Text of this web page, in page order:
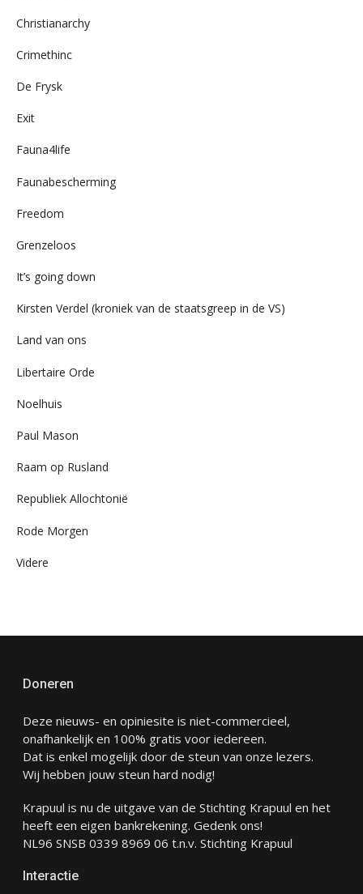
Christianarchy
Crimethinc
De Frysk
Exit
Fauna4life
Faunabescherming
Freedom
Grenzeloos
It’s going down
Kirsten Verdel (kroniek van de staatsgreep in de VS)
Land van ons
Libertaire Orde
Noelhuis
Paul Mason
Raam op Rusland
Republiek Allochtonië
Rode Morgen
Videre
Doneren
Deze nieuws- en opiniesite is niet-commercieel,
onafhankelijk en 100% gratis voor iedereen.
Dat is enkel mogelijk door de steun van onze lezers.
Wij hebben jouw steun hard nodig!
Krapuul is nu de uitgave van de Stichting Krapuul en het
heeft een eigen bankrekening. Gedenk ons!
NL96 SNSB 0339 8969 06 t.n.v. Stichting Krapuul
Interactie